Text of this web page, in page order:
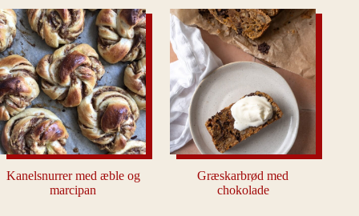
Kanelsnurrer med æble og
marcipan
Græskarbrød med
chokolade